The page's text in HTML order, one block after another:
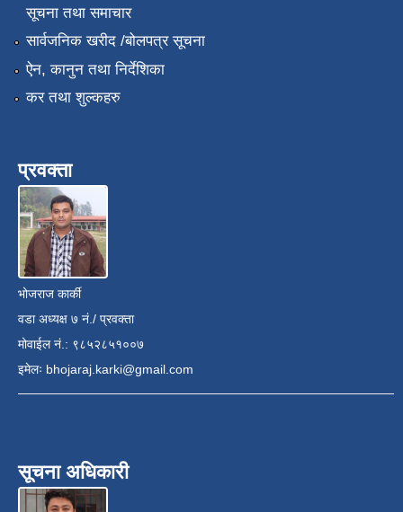
सूचना तथा समाचार
सार्वजनिक खरीद /बोलपत्र सूचना
ऐन, कानुन तथा निर्देशिका
कर तथा शुल्कहरु
प्रवक्ता
भोजराज कार्की
वडा अध्यक्ष ७ नं./ प्रवक्ता
मोवाईल नं.: ९८५२८५१००७
इमेलः bhojaraj.karki@gmail.com
सूचना अधिकारी